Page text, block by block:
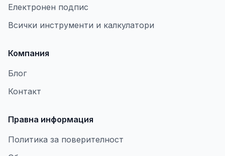
Електронен подпис
Всички инструменти и калкулатори
Компания
Блог
Контакт
Правна информация
Политика за поверителност